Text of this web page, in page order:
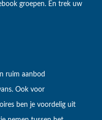
groepen. En trek uw
ruim aanbod
Ook voor
ben je voordelig uit